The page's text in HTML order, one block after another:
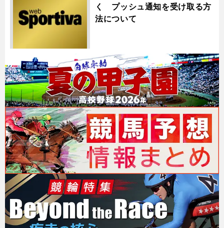
く プッシュ通知を受け取る方
法について